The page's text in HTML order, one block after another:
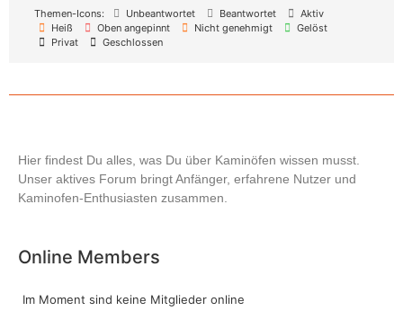
Themen-Icons:
Unbeantwortet Beantwortet
Aktiv
Heiß
Oben angepinnt Nicht genehmigt
Gelöst
Privat
Geschlossen
Hier findest Du alles, was Du über Kaminöfen wissen musst.
Unser aktives Forum bringt Anfänger, erfahrene Nutzer und
Kaminofen-Enthusiasten zusammen.
Online Members
Im Moment sind keine Mitglieder online